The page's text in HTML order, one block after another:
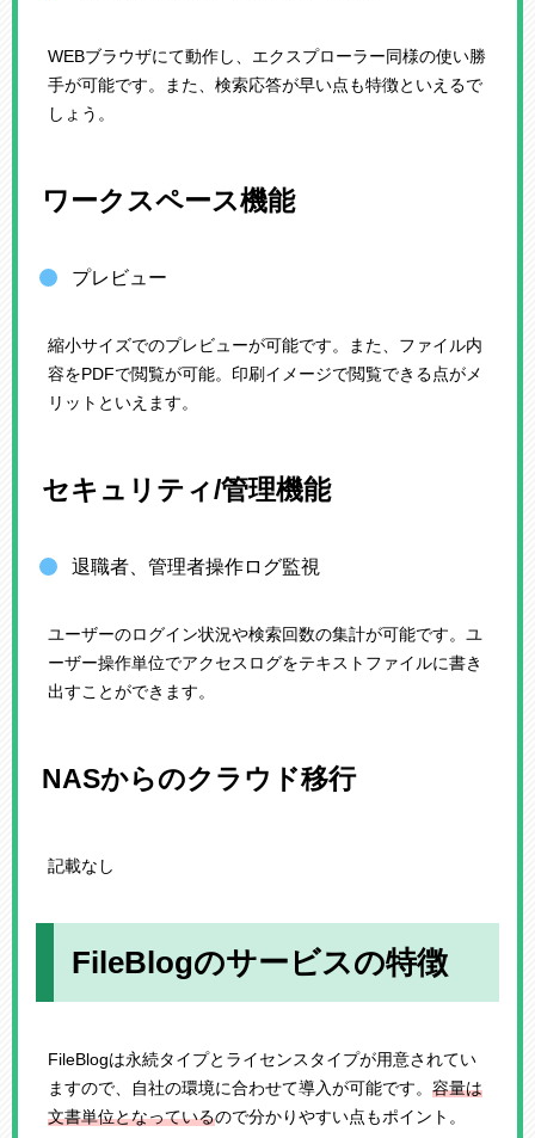
WEBブラウザにて動作し、エクスプローラー同様の使い勝
手が可能です。また、検索応答が早い点も特徴といえるで
しょう。
ワークスペース機能
プレビュー
縮小サイズでのプレビューが可能です。また、ファイル内
容をPDFで閲覧が可能。印刷イメージで閲覧できる点がメ
リットといえます。
セキュリティ/管理機能
退職者、管理者操作ログ監視
ユーザーのログイン状況や検索回数の集計が可能です。ユ
ーザー操作単位でアクセスログをテキストファイルに書き
出すことができます。
NASからのクラウド移行
記載なし
FileBlogのサービスの特徴
FileBlogは永続タイプとライセンスタイプが用意されてい
ますので、自社の環境に合わせて導入が可能です。 容量は
文書単位となっているので分かりやすい点もポイント。